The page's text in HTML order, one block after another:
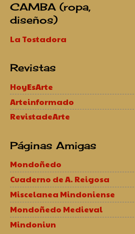
CAMBA (ropa,
diseños)
La Tostadora
Revistas
HoyEsArte
Arteinformado
RevistadeArte
Páginas Amigas
Mondoñedo
Cuaderno de A. Reigosa
Miscelanea Mindoniense
Mondoñedo Medieval
Mindoniun